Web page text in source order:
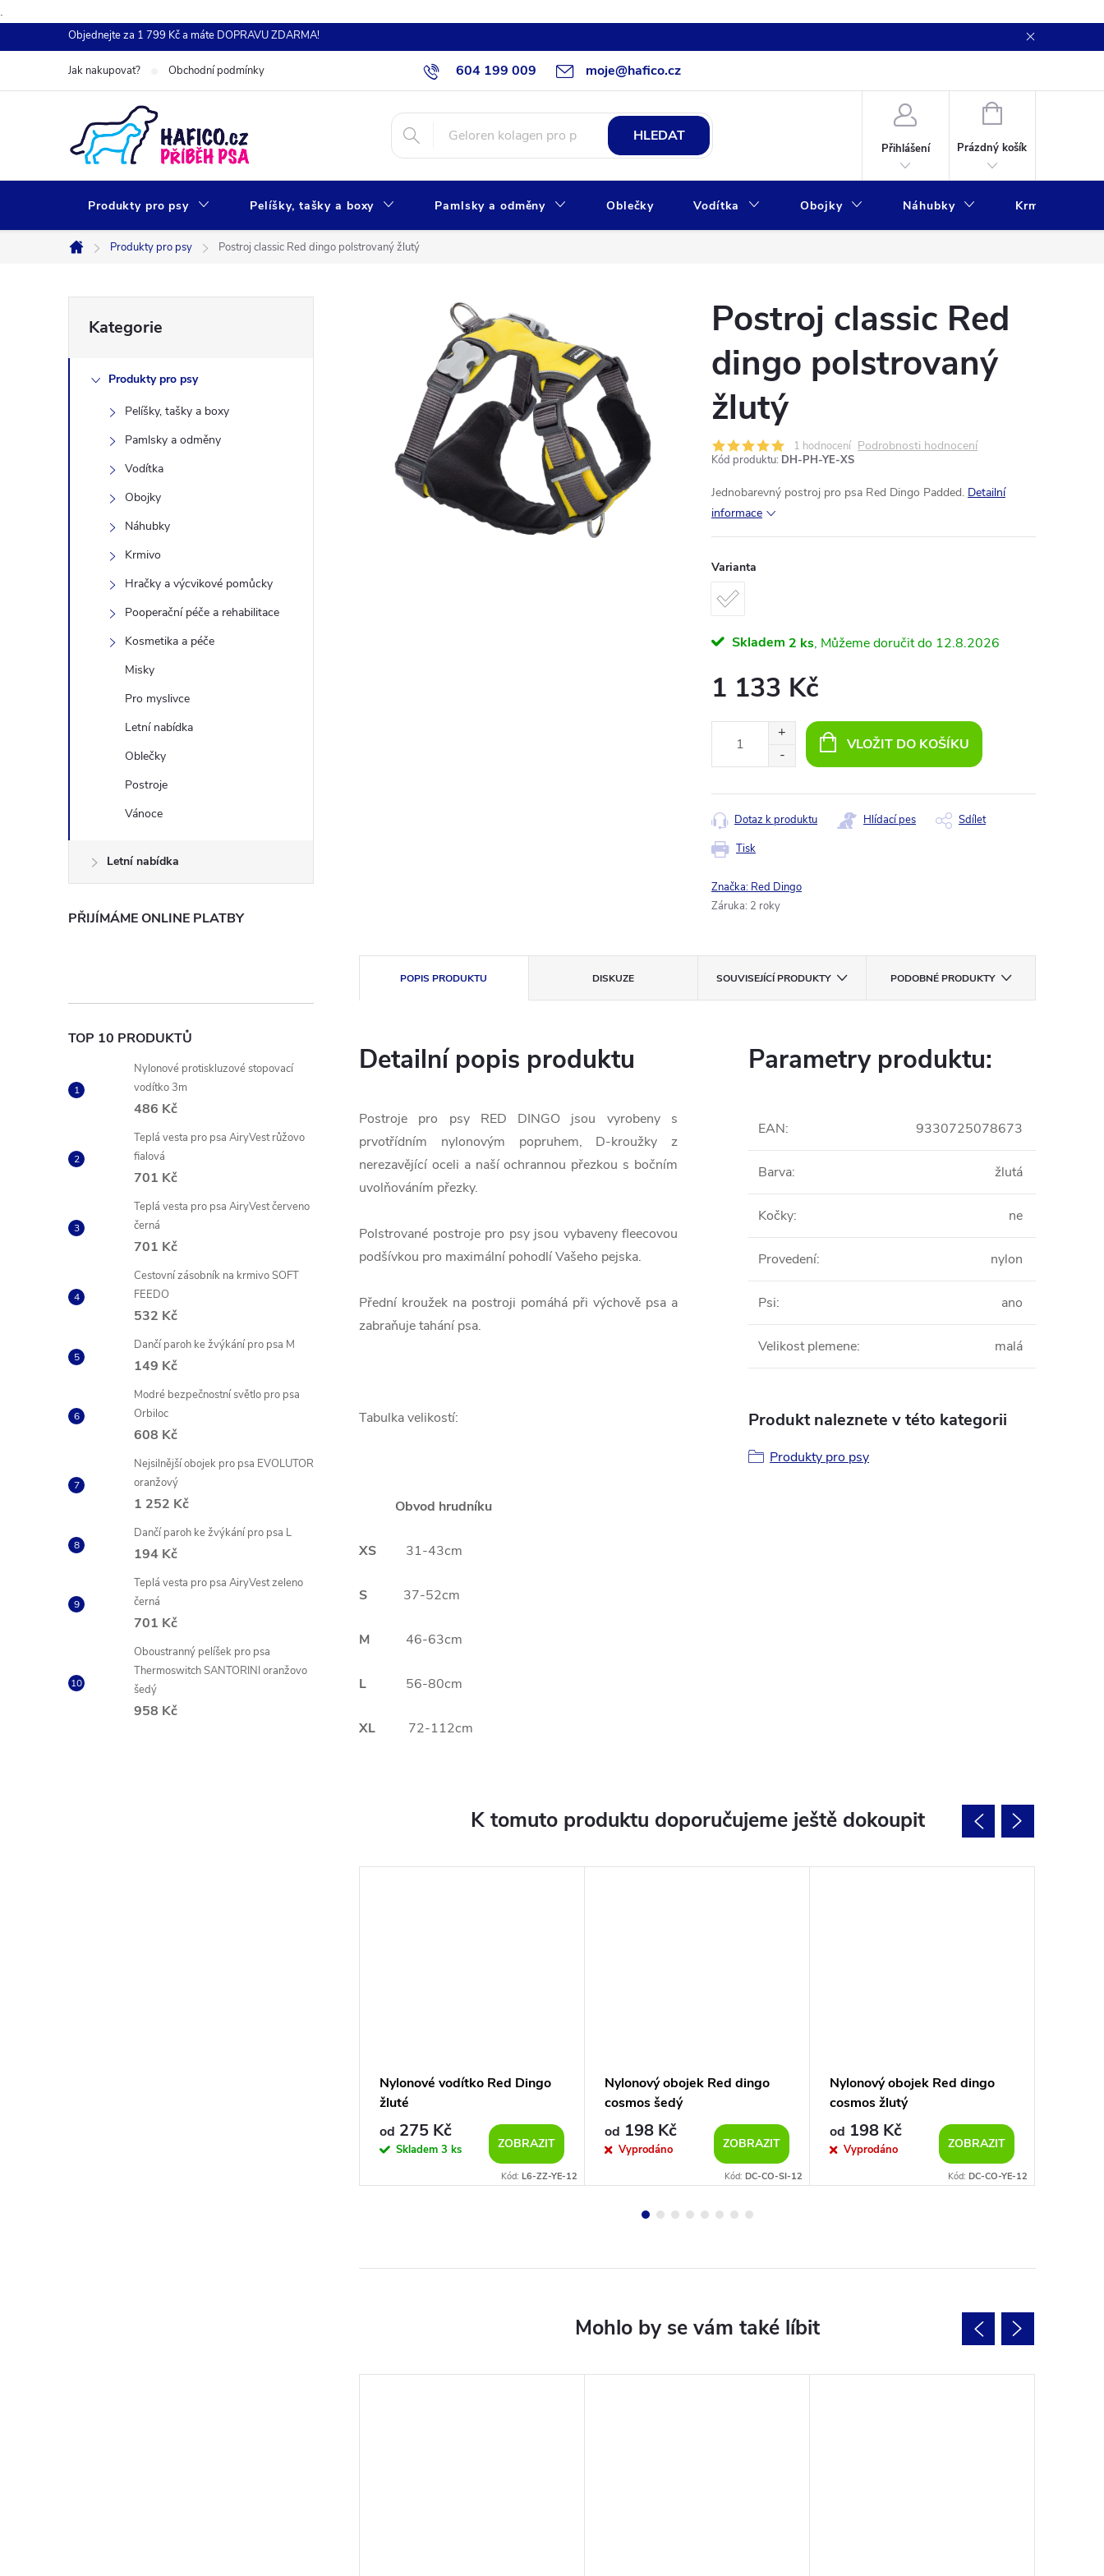
.
na
Objednejte za 1 799 Kč a máte DOPRAVU ZDARMA!
604 199 009 moje@hafico.cz
Jak nakupovat? Obchodní podmínky
HLEDAT
Přihlášení
NÁKUPNÍ
Prázdný košík
Produkty pro psy Pelíšky, tašky a boxy Pamlsky a odměny Oblečky Vodítka Obojky Náhubky Krmivo
Domů
Produkty pro psy Postroj classic Red dingo polstrovaný žlutý
o
l
kategorie
Kategorie
Produkty pro psy
Pelíšky, tašky a boxy
Pamlsky a odměny
Vodítka
Obojky
Náhubky
Krmivo
Hračky a výcvikové pomůcky
Pooperační péče a rehabilitace
Kosmetika a péče
Misky
Pro myslivce
Letní nabídka
Oblečky
Postroje
Vánoce
Letní nabídka
PŘIJÍMÁME ONLINE PLATBY
TOP 10 PRODUKTŮ
Nylonové protiskluzové stopovací
vodítko 3m
486 Kč
Teplá vesta pro psa AiryVest růžovo
fialová
701 Kč
Teplá vesta pro psa AiryVest červeno
černá
701 Kč
Cestovní zásobník na krmivo SOFT
FEEDO
532 Kč
Dančí paroh ke žvýkání pro psa M
149 Kč
Modré bezpečnostní světlo pro psa
Orbiloc
608 Kč
Nejsilnější obojek pro psa EVOLUTOR
oranžový
1 252 Kč
Dančí paroh ke žvýkání pro psa L
194 Kč
Teplá vesta pro psa AiryVest zeleno
černá
701 Kč
Oboustranný pelíšek pro psa
Thermoswitch SANTORINI oranžovo
šedý
958 Kč
Postroj classic Red
dingo polstrovaný
žlutý
1 hodnocení Podrobnosti hodnocení
Kód produktu: DH-PH-YE-XS
Jednobarevný postroj pro psa Red Dingo Padded. Detailní
informace
Varianta
Skladem 2 ks 12.8.2026
1 133 Kč
VLOŽIT DO KOŠÍKU
Tisk
Dotaz k produktu Hlídací pes Sdílet
Značka: Red Dingo
Záruka: 2 roky
POPIS PRODUKTU DISKUZE SOUVISEJÍCÍ PRODUKTY PODOBNÉ PRODUKTY
Detailní popis produktu
Postroje pro psy RED DINGO jsou vyrobeny
s
prvotřídním
nylonovým popruhem, D-kroužky
z
nerezavějící oceli a naší ochrannou přezkou s bočním
uvolňováním přezky.
Polstrované postroje pro psy jsou vybaveny fleecovou
podšívkou pro maximální pohodlíVašeho pejska.
Přední kroužek na postroji pomáhá při výchově psa a
zabraňujetahání psa.
Tabulkavelikostí:
Obvod hrudníku
XS 31-43cm
S 37-52cm
M 46-63cm
L 56-80cm
XL 72-112cm
Parametry produktu:
EAN: 9330725078673
Barva: žlutá
Kočky: ne
Provedení: nylon
Psi: ano
Velikost plemene: malá
Produkt naleznete v této kategorii
Produkty pro psy
K tomuto produktu doporučujeme ještě dokoupit
Nylonové vodítko Red Dingo
žluté
od 275 Kč
Skladem 3 ks ZOBRAZIT
Kód: L6-ZZ-YE-12
Nylonový obojek Red dingo
cosmos šedý
od 198 Kč
Vyprodáno ZOBRAZIT
Kód: DC-CO-SI-12
Nylonový obojek Red dingo
cosmos žlutý
od 198 Kč
Vyprodáno ZOBRAZIT
Kód: DC-CO-YE-12